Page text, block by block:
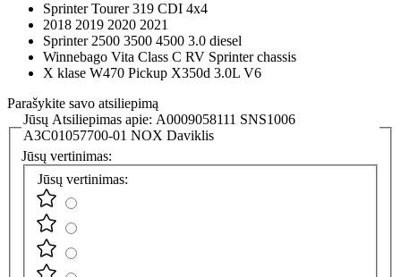
Sprinter Tourer 319 CDI 4x4
2018 2019 2020 2021
Sprinter 2500 3500 4500 3.0 diesel
Winnebago Vita Class C RV Sprinter chassis
X klase W470 Pickup X350d 3.0L V6
Parašykite savo atsiliepimą
Jūsų Atsiliepimas apie: A0009058111 SNS1006
A3C01057700-01 NOX Daviklis
Jūsų vertinimas:
Jūsų vertinimas: